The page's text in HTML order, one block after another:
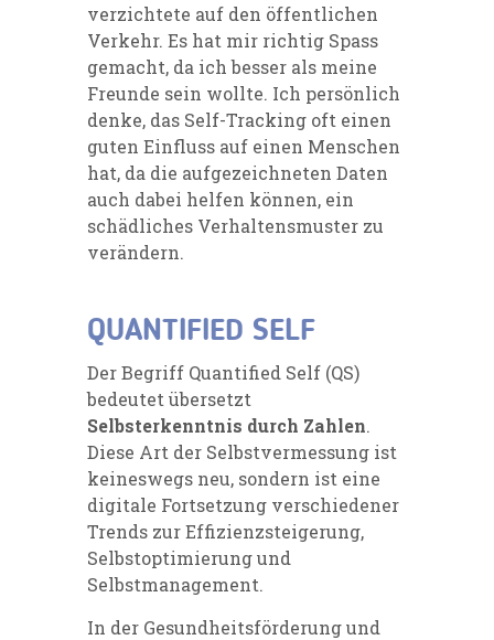
verzichtete auf den öffentlichen
Verkehr. Es hat mir richtig Spass
gemacht, da ich besser als meine
Freunde sein wollte. Ich persönlich
denke, das Self-Tracking oft einen
guten Einfluss auf einen Menschen
hat, da die aufgezeichneten Daten
auch dabei helfen können, ein
schädliches Verhaltensmuster zu
verändern.
QUANTIFIED SELF
Der Begriff Quantified Self (QS)
bedeutet übersetzt
Selbsterkenntnis durch Zahlen.
Diese Art der Selbstvermessung ist
keineswegs neu, sondern ist eine
digitale Fortsetzung verschiedener
Trends zur Effizienzsteigerung,
Selbstoptimierung und
Selbstmanagement.
In der Gesundheitsförderung und